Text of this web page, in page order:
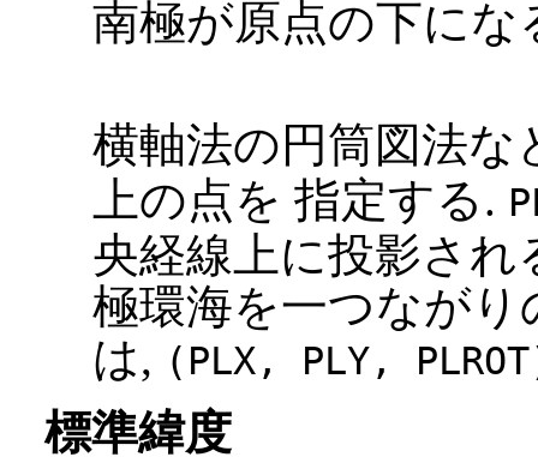
南極が原点の下にな
横軸法の円筒図法
上の点を 指定する.
央経線上に投影され
極環海を一つなが
は, (PLX, PLY,
標準緯度